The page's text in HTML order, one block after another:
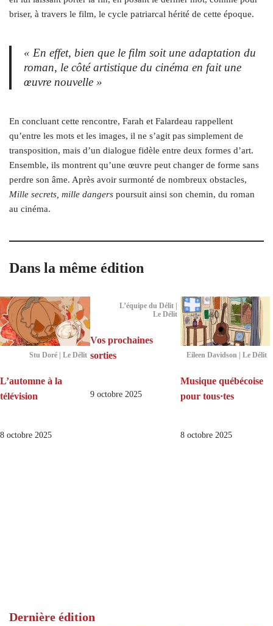
briser, à travers le film, le cycle patriarcal hérité de cette époque.
« En effet, bien que le film soit une adaptation du
roman, le côté artistique du cinéma en fait une
œuvre nouvelle »
En concluant cette rencontre, Farah et Falardeau rappellent
qu’entre les mots et les images, il ne s’agit pas simplement de
transposition, mais d’un dialogue fidèle entre deux formes d’art.
Ensemble, ils montrent qu’une œuvre peut changer de forme sans
perdre son âme. Après avoir surmonté de nombreux obstacles,
Mille secrets, mille dangers poursuit ainsi son chemin, du roman
au cinéma.
Dans la même édition
Stu Doré | Le Délit
L’automne à la
télévision
8 octobre 2025
L’équipe du Délit |
Le Délit
Vos prochaines
sorties
9 octobre 2025
Eileen Davidson | Le Délit
Musique québécoise
pour tous·tes
8 octobre 2025
Dernière édition